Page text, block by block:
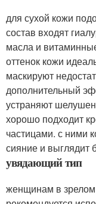
для сухой кожи
состав входят
масла и
оттенок кожи
маскируют
дополнительный
устраняют
хорошо подходит
частицами. с ними
сияние и выглядит
увядающий тип
женщинам в зрелом